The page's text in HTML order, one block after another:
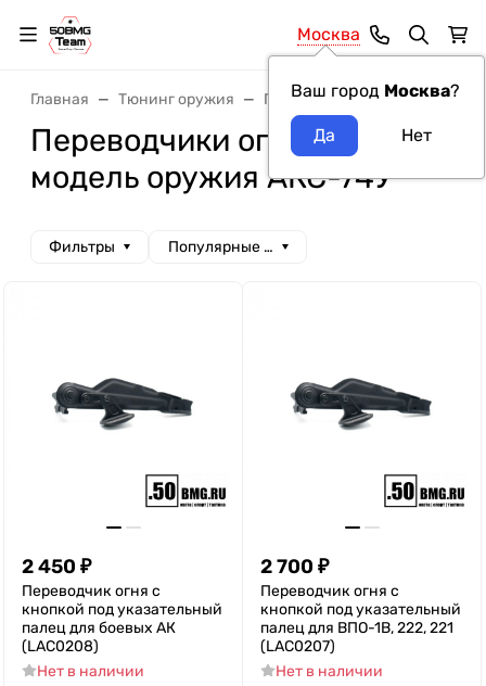
Москва
Ваш город Москва?
Главная Тюнинг оружия Переводчики огня
Переводчики огня LAC
модель оружия АКС-74У
Фильтры Популярные сначала
2 450 ₽
Переводчик огня с
кнопкой под указательный
палец для боевых АК
(LAC0208)
Нет в наличии
2 700 ₽
Переводчик огня с
кнопкой под указательный
палец для ВПО-1В, 222, 221
(LAC0207)
Нет в наличии